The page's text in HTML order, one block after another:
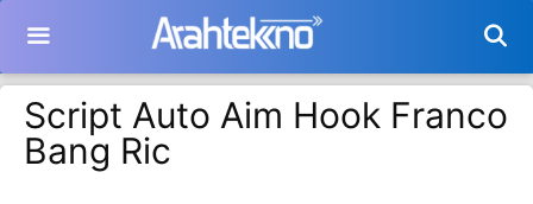
isi
Script Auto Aim Hook Franco
Bang Ric